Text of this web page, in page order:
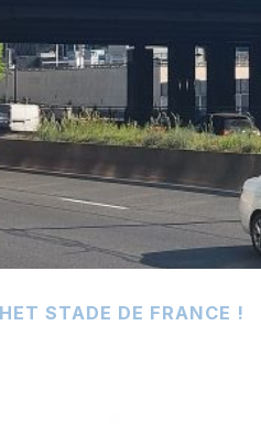
STADE DE FRANCE !